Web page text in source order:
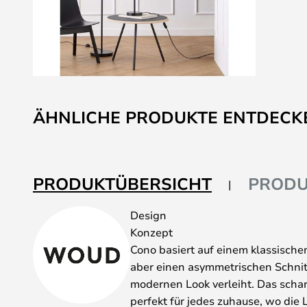
Anfang
der
ÄHNLICHE PRODUKTE
PRODUKTÜBERSICHT
Design
Konzept
Cono basiert auf einem
aber einen asymmetrischen
modernen Look verleiht. Das
perfekt für jedes zuhause, wo die